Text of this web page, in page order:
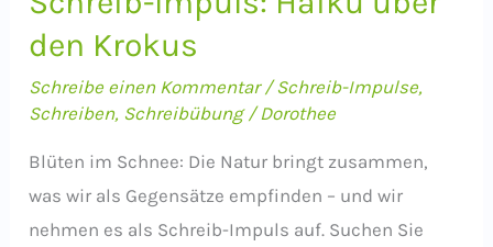
den Krokus
Schreibe einen Kommentar /Schreib-Impulse,
Schreiben, Schreibübung/Dorothee
Blüten im Schnee: Die Natur bringt zusammen,
was wir als Gegensätze empfinden – und wir
nehmen es als Schreib-Impuls auf. Suchen Sie